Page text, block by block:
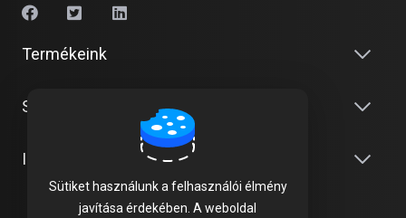
Termékeink
Szolgáltatásaink
Információk
Sütiket használunk a felhasználói élmény
javítása érdekében. A weboldal